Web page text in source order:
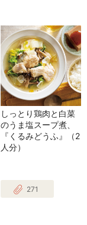
しっとり鶏肉と白菜
のうま塩スープ煮、
『くるみどうふ』（2
人分）
271